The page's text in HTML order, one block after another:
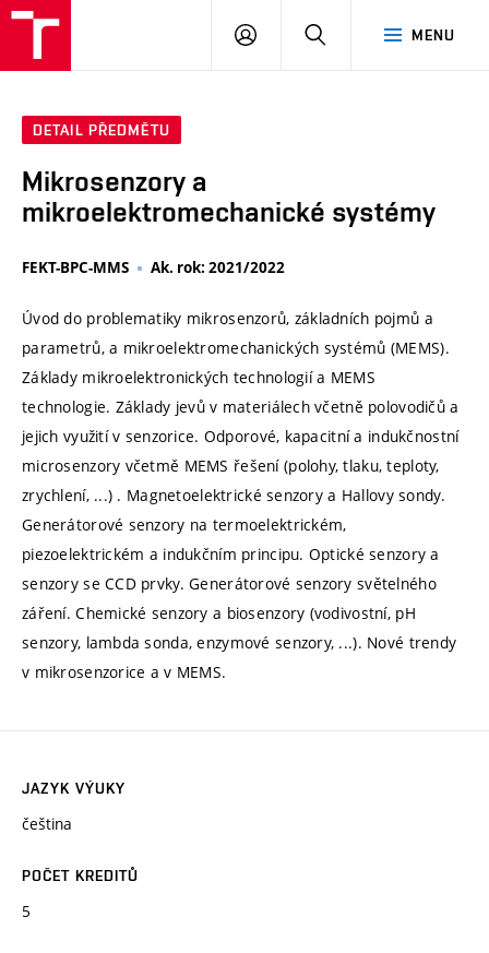
MENU
PŘIHLÁSIT
DETAIL PŘEDMĚTU
Mikrosenzory a
mikroelektromechanické systémy
FEKT-BPC-MMS Ak. rok: 2021/2022
Úvod do problematiky mikrosenzorů, základních pojmů a
parametrů, a mikroelektromechanických systémů (MEMS).
Základy mikroelektronických technologií a MEMS
technologie. Základy jevů v materiálech včetně polovodičů a
jejich využití v senzorice. Odporové, kapacitní a indukčnostní
microsenzory včetmě MEMS řešení (polohy, tlaku, teploty,
zrychlení, ...) . Magnetoelektrické senzory a Hallovy sondy.
Generátorové senzory na termoelektrickém,
piezoelektrickém a indukčním principu. Optické senzory a
senzory se CCD prvky. Generátorové senzory světelného
záření. Chemické senzory a biosenzory (vodivostní, pH
senzory, lambda sonda, enzymové senzory, ...). Nové trendy
v mikrosenzorice a v MEMS.
JAZYK VÝUKY
čeština
POČET KREDITŮ
5